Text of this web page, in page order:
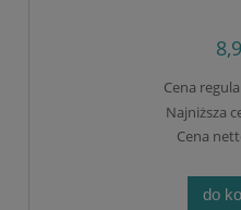
Cena
Najniższa
Cena
do